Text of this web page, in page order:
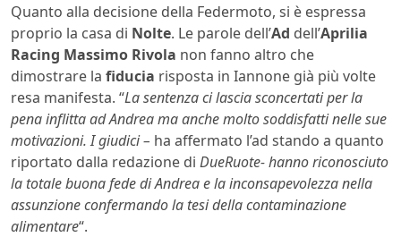
Quanto alla decisione della Federmoto, si è espressa
proprio la casa di Nolte. Le parole dell’Ad dell’Aprilia
Racing Massimo Rivola non fanno altro che
dimostrare la fiducia risposta in Iannone già più volte
resa manifesta. “La sentenza ci lascia sconcertati per la
pena inflitta ad Andrea ma anche molto soddisfatti nelle sue
motivazioni. I giudici – ha affermato l’ad stando a quanto
riportato dalla redazione di DueRuote- hanno riconosciuto
la totale buona fede di Andrea e la inconsapevolezza nella
assunzione confermando la tesi della contaminazione
alimentare“.